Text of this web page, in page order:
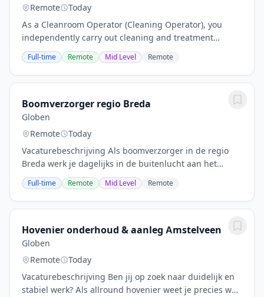
Remote
Today
As a Cleanroom Operator (Cleaning Operator), you
independently carry out cleaning and treatment
processes on supplied products. You work according to
technical drawings, work orders, and work...
Full-time Remote Mid Level Remote
Boomverzorger regio Breda
Globen
Remote
Today
Vacaturebeschrijving Als boomverzorger in de regio
Breda werk je dagelijks in de buitenlucht aan het
behoud van prachtige groenvoorzieningen. Je krijgt de
kans om in bomen te klimmen en draagt bij...
Full-time Remote Mid Level Remote
Hovenier onderhoud & aanleg Amstelveen
Globen
Remote
Today
Vacaturebeschrijving Ben jij op zoek naar duidelijk en
stabiel werk? Als allround hovenier weet je precies wat